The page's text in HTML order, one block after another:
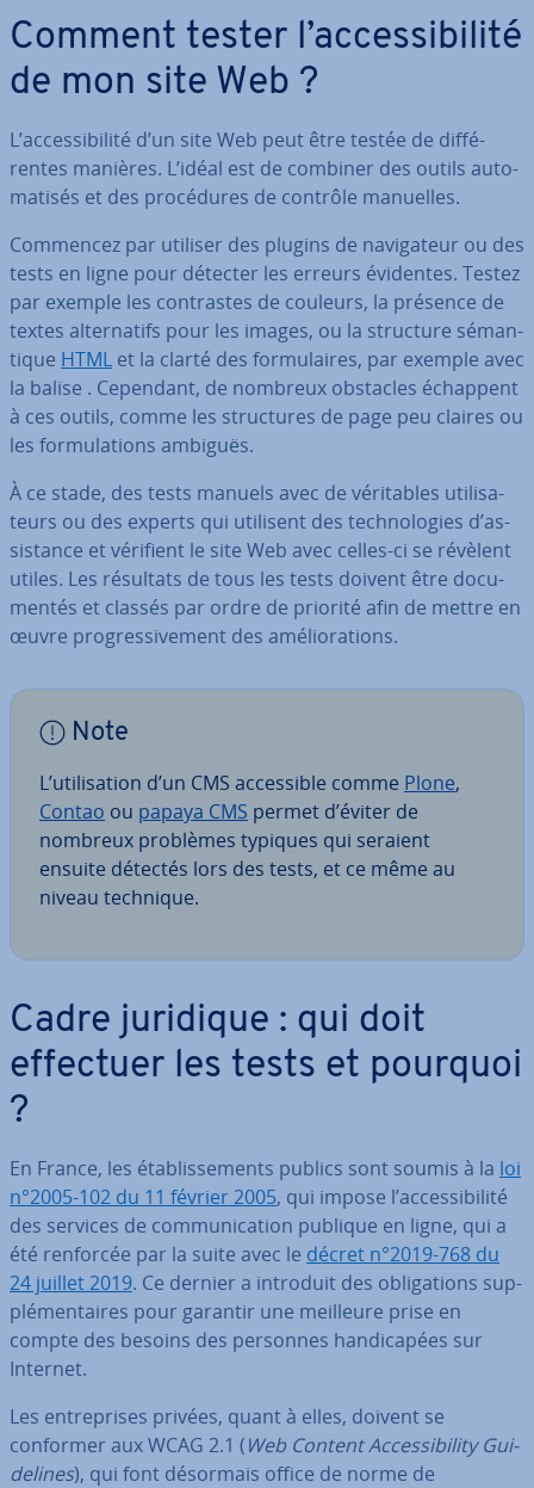
Comment tester l’ac­ces­si­bi­lité
de mon site Web ?
L’ac­ces­si­bi­lité d’un site Web peut être testée de dif­fé­
rentes manières. L’idéal est de combiner des outils au­to­
ma­ti­sés et des pro­cé­dures de contrôle manuelles.
Commencez par utiliser des plugins de na­vi­ga­teur ou des
tests en ligne pour détecter les erreurs évidentes. Testez
par exemple les con­trastes de couleurs, la présence de
textes al­ter­na­tifs pour les images, ou la structure sé­man­
tique HTML et la clarté des for­mu­laires, par exemple avec
la balise . Cependant, de nombreux obstacles échappent
à ces outils, comme les struc­tures de page peu claires ou
les for­mu­la­tions ambiguës.
À ce stade, des tests manuels avec de vé­ri­tables uti­li­sa­
teurs ou des experts qui utilisent des tech­no­lo­gies d’as­
sis­tance et vérifient le site Web avec celles-ci se révèlent
utiles. Les résultats de tous les tests doivent être do­cu­
men­tés et classés par ordre de priorité afin de mettre en
œuvre pro­gres­si­ve­ment des amé­lio­ra­tions.
Note
L’uti­li­sa­tion d’un CMS ac­ces­sible comme Plone,
Contao ou papaya CMS permet d’éviter de
nombreux problèmes typiques qui seraient
ensuite détectés lors des tests, et ce même au
niveau technique.
Cadre juridique : qui doit
effectuer les tests et pourquoi
?
En France, les éta­blis­se­ments publics sont soumis à la loi
n°2005-102 du 11 février 2005, qui impose l’ac­ces­si­bi­lité
des services de com­mu­ni­ca­tion publique en ligne, qui a
été renforcée par la suite avec le décret n°2019-768 du
24 juillet 2019. Ce dernier a introduit des obli­ga­tions sup­
plé­men­taires pour garantir une meilleure prise en
compte des besoins des personnes han­di­ca­pées sur
Internet.
Les en­tre­prises privées, quant à elles, doivent se
conformer aux WCAG 2.1 (Web Content Ac­ces­si­bi­lity Gui­
de­lines), qui font désormais office de norme de